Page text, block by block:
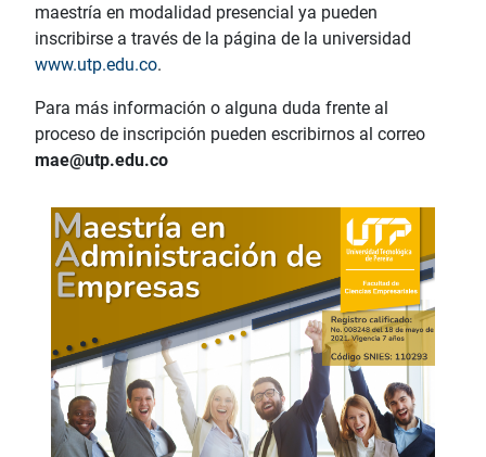
maestría en modalidad presencial ya pueden
inscribirse a través de la página de la universidad
www.utp.edu.co.
Para más información o alguna duda frente al
proceso de inscripción pueden escribirnos al correo
mae@utp.edu.co